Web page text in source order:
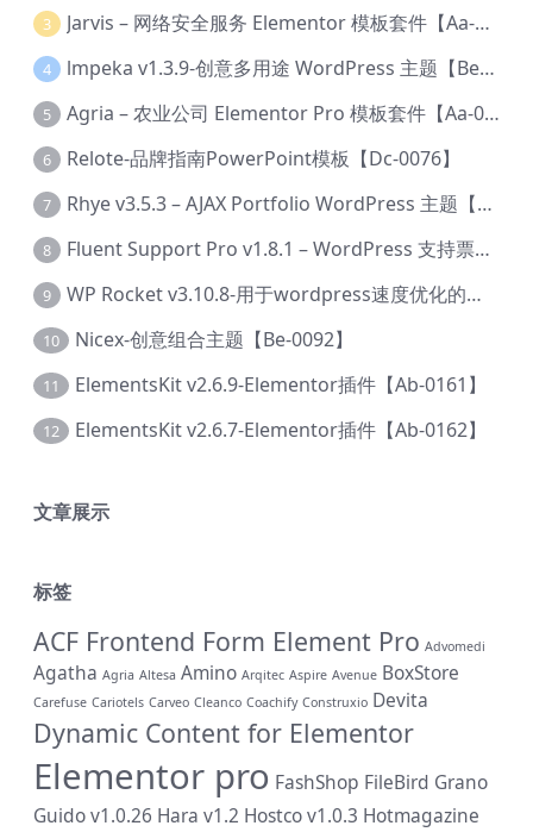
3 Jarvis – 网络安全服务 Elementor 模板套件【Aa-0035】
4 lmpeka v1.3.9-创意多用途 WordPress 主题【Be-0064】
5 Agria – 农业公司 Elementor Pro 模板套件【Aa-0003】
6 Relote-品牌指南PowerPoint模板【Dc-0076】
7 Rhye v3.5.3 – AJAX Portfolio WordPress 主题【Bi-0049】
8 Fluent Support Pro v1.8.1 – WordPress 支持票务系统【Cc-0041】
9 WP Rocket v3.10.8-用于wordpress速度优化的缓存加速插件【Cd-0019】
10 Nicex-创意组合主题【Be-0092】
11 ElementsKit v2.6.9-Elementor插件【Ab-0161】
12 ElementsKit v2.6.7-Elementor插件【Ab-0162】
文章展示
标签
ACF Frontend Form Element Pro Advomedi
Agatha Agria Altesa Amino Arqitec Aspire Avenue BoxStore
Carefuse Cariotels Carveo Cleanco Coachify Construxio Devita
Dynamic Content for Elementor
Elementor pro FashShop FileBird Grano
Guido v1.0.26 Hara v1.2 Hostco v1.0.3 Hotmagazine